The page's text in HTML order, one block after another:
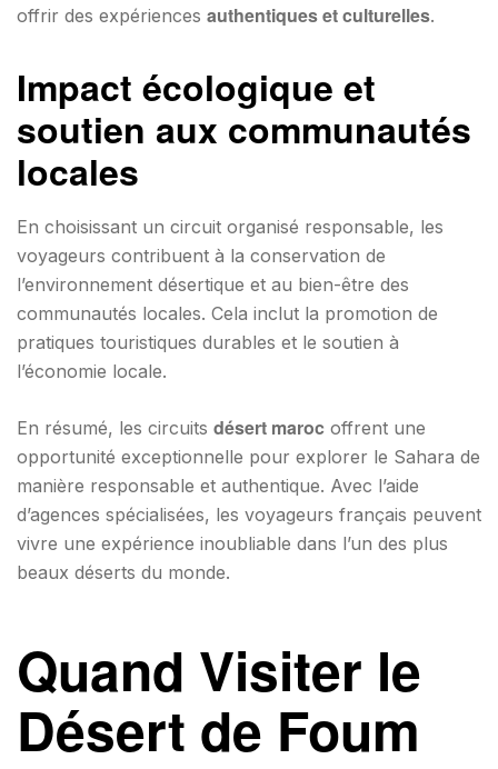
offrir des expériences authentiques et culturelles.
Impact écologique et
soutien aux communautés
locales
En choisissant un circuit organisé responsable, les
voyageurs contribuent à la conservation de
l’environnement désertique et au bien-être des
communautés locales. Cela inclut la promotion de
pratiques touristiques durables et le soutien à
l’économie locale.
En résumé, les circuits désert maroc offrent une
opportunité exceptionnelle pour explorer le Sahara de
manière responsable et authentique. Avec l’aide
d’agences spécialisées, les voyageurs français peuvent
vivre une expérience inoubliable dans l’un des plus
beaux déserts du monde.
Quand Visiter le
Désert de Foum